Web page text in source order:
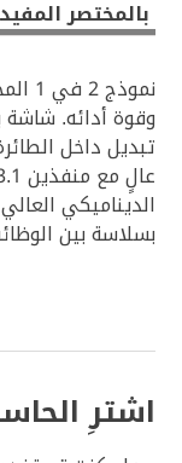
بالمختصر المفيد‎
تبديل داخل
بسلاسة بين
اشترِ